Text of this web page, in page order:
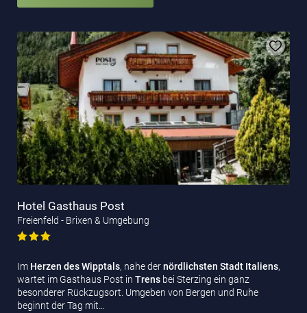
Hotel Gasthaus Post
Freienfeld - Brixen & Umgebung
Im Herzen des Wipptals, nahe dernördlichsten Stadt Italiens,
wartet im Gasthaus Post in Trens bei Sterzing ein ganz
besonderer Rückzugsort. Umgeben von Bergen und Ruhe
beginnt der Tag mit…